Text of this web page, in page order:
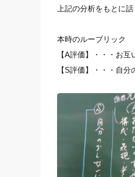
上記の分析をもとに
本時のルーブリック
【A評価】・・・お
【S評価】・・・自